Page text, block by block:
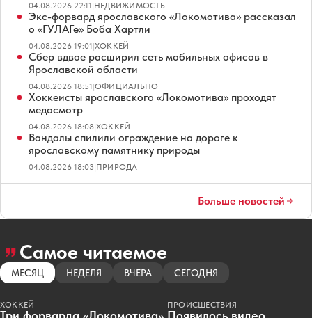
04.08.2026 22:11|НЕДВИЖИМОСТЬ
Экс-форвард ярославского «Локомотива» рассказал
о «ГУЛАГе» Боба Хартли
04.08.2026 19:01|ХОККЕЙ
Сбер вдвое расширил сеть мобильных офисов в
Ярославской области
04.08.2026 18:51|ОФИЦИАЛЬНО
Хоккеисты ярославского «Локомотива» проходят
медосмотр
04.08.2026 18:08|ХОККЕЙ
Вандалы спилили ограждение на дороге к
ярославскому памятнику природы
04.08.2026 18:03|ПРИРОДА
Больше новостей
Самое читаемое
МЕСЯЦ НЕДЕЛЯ ВЧЕРА СЕГОДНЯ
ХОККЕЙ ПРОИСШЕСТВИЯ